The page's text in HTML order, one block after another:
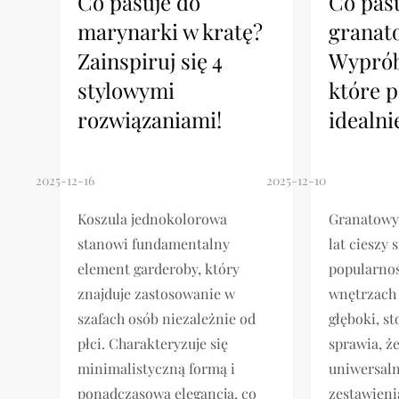
marynarki w kratę?
Zainspiruj się 4
stylowymi
rozwiązaniami!
Koszula jednokolorowa
stanowi fundamentalny
element garderoby, który
znajduje zastosowanie w
szafach osób niezależnie od
płci. Charakteryzuje się
minimalistyczną formą i
ponadczasową elegancją, co
które
lat cieszy
wnętrzach
głęboki,
sprawia,